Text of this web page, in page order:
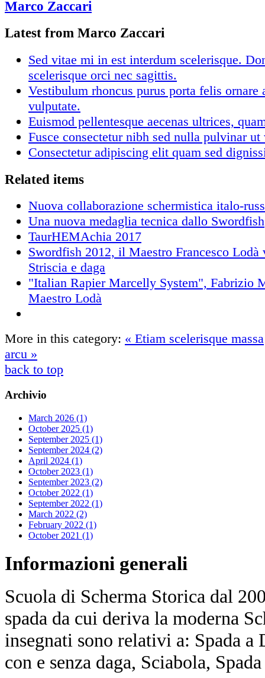
Marco Zaccari
Latest from Marco Zaccari
Sed vitae mi in est interdum scelerisque.
scelerisque orci nec sagittis.
Vestibulum rhoncus purus porta felis ornare
vulputate.
Euismod pellentesque aecenas ultrices,
Fusce consectetur nibh sed nulla pulvinar
Consectetur adipiscing elit quam sed
Related items
Nuova collaborazione schermistica italo-
Una nuova medaglia tecnica dallo Swordfish
TaurHEMAchia 2017
Swordfish 2012, il Maestro Francesco
Striscia e daga
"Italian Rapier Marcelly System", Fabrizio
Maestro Lodà
More in this category: « Etiam scelerisque massa
arcu »
back to top
Archivio
March 2026 (1)
October 2025 (1)
September 2025 (1)
September 2024 (2)
April 2024 (1)
October 2023 (1)
September 2023 (2)
October 2022 (1)
September 2022 (1)
March 2022 (2)
February 2022 (1)
October 2021 (1)
Informazioni generali
Scuola di Scherma Storica dal
spada da cui deriva la moderna
insegnati sono relativi a: Spada a
con e senza daga, Sciabola,